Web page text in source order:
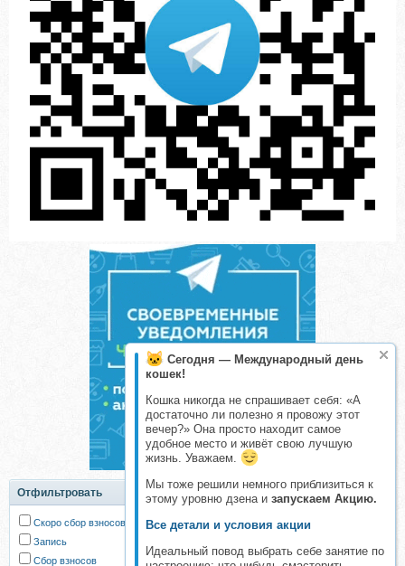
Сегодня — Международный день
кошек!
Кошка никогда не спрашивает себя: «А
достаточно ли полезно я провожу этот
вечер?» Она просто находит самое
удобное место и живёт свою лучшую
жизнь. Уважаем.
Мы тоже решили немного приблизиться к
этому уровню дзена и запускаем Акцию.
Все детали и условия акции
Идеальный повод выбрать себе занятие по
Отфильтровать
Скоро сбор взносов
Запись
Сбор взносов